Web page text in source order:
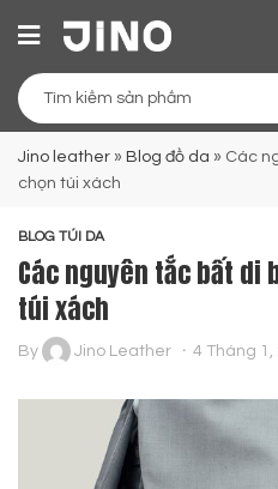
Jino leather » Blog đồ da » Các
chọn túi xách
BLOG TÚI DA
Các nguyên tắc bất di
túi xách
By Jino Leather 4 Tháng 1,